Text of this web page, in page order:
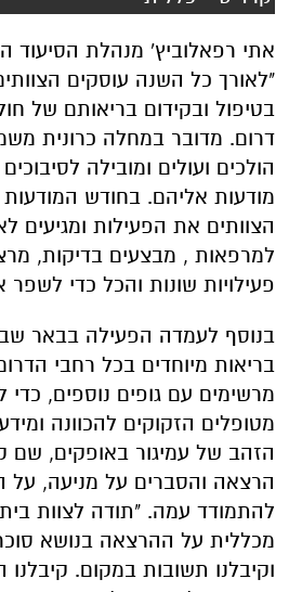
אתי רפאלוביץ' מנהלת הסיעוד
"לאורך כל השנה עוסקים
בטיפול ובקידום בריאותם של
דרום. מדובר במחלה כרונית
הולכים ועולים ומובילה
מודעות אליהם. בחודש
הצוותים את הפעילות ומגיעים
למרפאות , מבצעים בדיקות,
פעילויות שונות והכל כדי
בנוסף לעמדה הפעילה בבאר
בריאות מיוחדים בכל רחבי
מרשימים עם גופים נוספים, כדי
מטופלים הזקוקים להכוונה
הזהב של עמיגור באופקים, שם
הרצאה והסברים על מניעה, על
להתמודד עמה. "תודה לצוות בית
מכללית על ההרצאה בנושא
וקיבלנו תשובות במקום.